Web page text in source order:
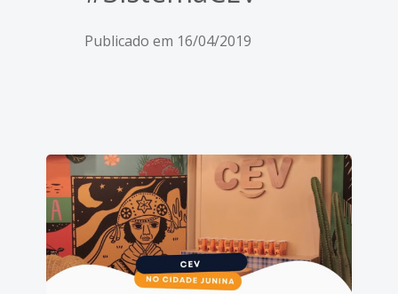
Publicado em 16/04/2019